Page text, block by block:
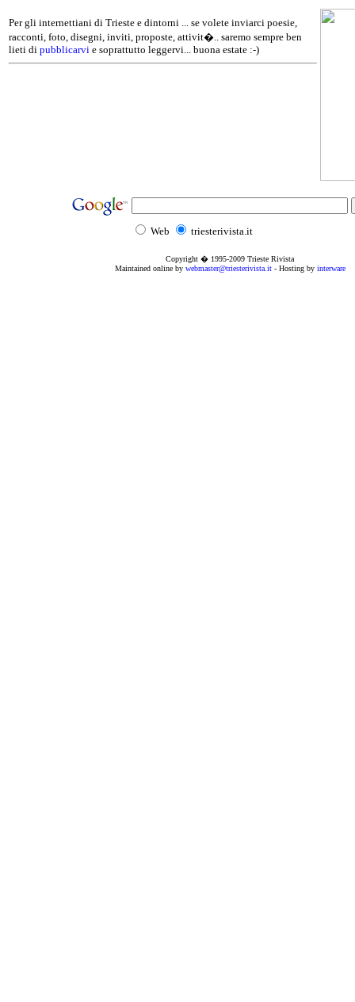
Per gli internettiani di Trieste e dintorni ... se volete inviarci poesie,
racconti, foto, disegni, inviti, proposte, attivit�.. saremo sempre ben
lieti di pubblicarvi e soprattutto leggervi... buona estate :-)
Web triesterivista.it
Copyright � 1995-2009 Trieste Rivista
Maintained online by webmaster@triesterivista.it- Hosting by interware